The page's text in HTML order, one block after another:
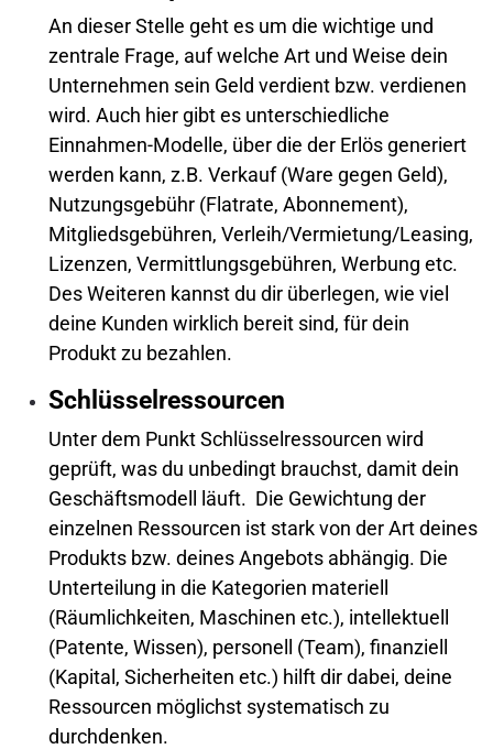
An dieser Stelle geht es um die wichtige und
zentrale Frage, auf welche Art und Weise dein
Unternehmen sein Geld verdient bzw. verdienen
wird. Auch hier gibt es unterschiedliche
Einnahmen-Modelle, über die der Erlös generiert
werden kann, z.B. Verkauf (Ware gegen Geld),
Nutzungsgebühr (Flatrate, Abonnement),
Mitgliedsgebühren, Verleih/Vermietung/Leasing,
Lizenzen, Vermittlungsgebühren, Werbung etc.
Des Weiteren kannst du dir überlegen, wie viel
deine Kunden wirklich bereit sind, für dein
Produkt zu bezahlen.
Schlüsselressourcen
Unter dem Punkt Schlüsselressourcen wird
geprüft, was du unbedingt brauchst, damit dein
Geschäftsmodell läuft. Die Gewichtung der
einzelnen Ressourcen ist stark von der Art deines
Produkts bzw. deines Angebots abhängig. Die
Unterteilung in die Kategorien materiell
(Räumlichkeiten, Maschinen etc.), intellektuell
(Patente, Wissen), personell (Team), finanziell
(Kapital, Sicherheiten etc.) hilft dir dabei, deine
Ressourcen möglichst systematisch zu
durchdenken.